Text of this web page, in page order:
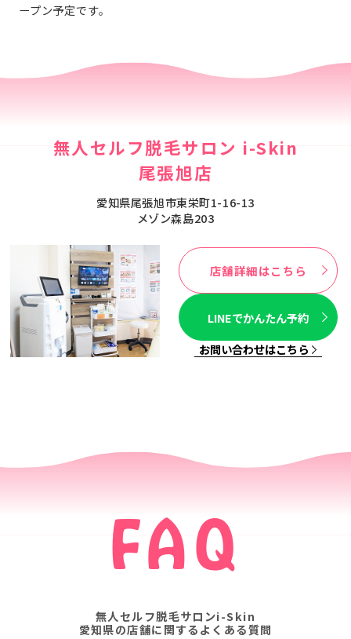
ープン予定です。
無人セルフ脱毛サロン i-Skin
尾張旭店
愛知県尾張旭市東栄町1-16-13
メゾン森島203
店舗詳細はこちら
LINEでかんたん予約
お問い合わせはこちら
FAQ
無人セルフ脱毛サロンi-Skin
愛知県の店舗に関するよくある質問